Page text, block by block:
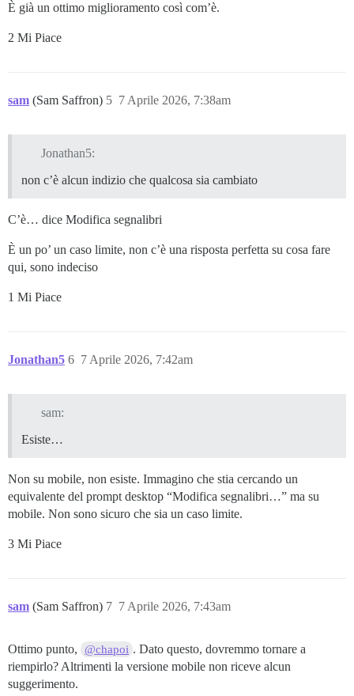
È già un ottimo miglioramento così com’è.
2 Mi Piace
sam (Sam Saffron) 7 Aprile 2026, 7:38am
5
Jonathan5:
non c’è alcun indizio che qualcosa sia cambiato
C’è… dice Modifica segnalibri
È un po’ un caso limite, non c’è una risposta perfetta su cosa fare
qui, sono indeciso
1 Mi Piace
Jonathan5 7 Aprile 2026, 7:42am
6
sam:
Esiste…
Non su mobile, non esiste. Immagino che stia cercando un
equivalente del prompt desktop “Modifica segnalibri…” ma su
mobile. Non sono sicuro che sia un caso limite.
3 Mi Piace
sam (Sam Saffron) 7 Aprile 2026, 7:43am
7
Ottimo punto, @chapoi . Dato questo, dovremmo tornare a
riempirlo? Altrimenti la versione mobile non riceve alcun
suggerimento.